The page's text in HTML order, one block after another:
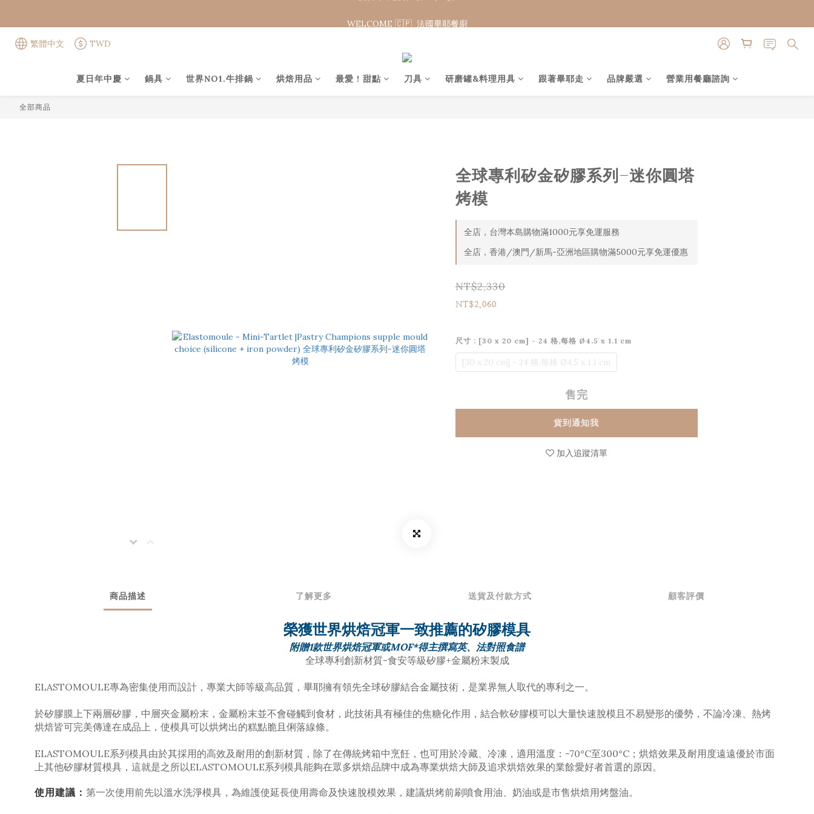
繁體中文 TWD
夏日年中慶 鍋具 世界NO1.牛排鍋 烘焙用品 最愛 ! 甜點 刀具 研磨罐&料理用具 跟著畢耶走 品牌嚴選 營業用餐廳諮詢
全部商品
全球專利矽金矽膠系列-迷你圓塔
烤模
全店，台灣本島購物滿1000元享免運服務
全店，香港/澳門/新馬-亞洲地區購物滿5000元享免運優惠
NT$2,330
NT$2,060
尺寸 : [30 x 20 cm] - 24 格,每格 Ø4.5 x 1.1 cm
[30 x 20 cm] - 24 格,每格 Ø4.5 x 1.1 cm
售完
貨到通知我
加入追蹤清單
商品描述 了解更多 送貨及付款方式 顧客評價
榮獲世界烘焙冠軍一致推薦的矽膠模具
附贈1款世界烘焙冠軍或MOF*得主撰寫英、法對照食譜
全球專利創新材質-食安等級矽膠+金屬粉末製成
ELASTOMOULE專為密集使用而設計，專業大師等級高品質，畢耶擁有領先全球矽膠結合金屬技術，是業界無人取代的專利之一。
於矽膠膜上下兩層矽膠，中層夾金屬粉末，金屬粉末並不會碰觸到食材，此技術具有極佳的焦糖化作用，結合軟矽膠模可以大量快速脫模且不易變形的優勢，不論冷凍、熱烤
烘焙皆可完美傳達在成品上，使模具可以烘烤出的糕點脆且俐落線條。
ELASTOMOULE系列模具由於其採用的高效及耐用的創新材質，除了在傳統烤箱中烹飪，也可用於冷藏、冷凍，適用溫度：-70°C至300°C ；烘焙效果及耐用度遠遠優於市面
上其他矽膠材質模具， 這就是之所以ELASTOMOULE系列模具能夠在眾多烘焙品牌中成為專業烘焙大師及追求烘焙效果的業餘愛好者首選的原因。
使用建議： 第一次使用前先以溫水洗淨模具，為維護使延長使用壽命及快速脫模效果，建議烘烤前刷噴食用油、奶油或是市售烘焙用烤盤油。